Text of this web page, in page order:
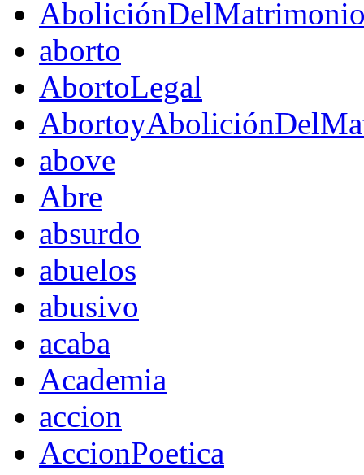
aborto
AbortoLegal
above
Abre
absurdo
abuelos
abusivo
acaba
Academia
accion
AccionPoetica